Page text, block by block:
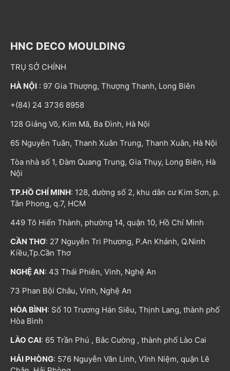
HNC DECO MOULDING
TRỤ SỞ CHÍNH
HÀ NỘI : 97 Gia Thượng, Thượng Thanh, Long Biên
+(84) 24 3736 8958
128 Giảng Võ, Kim Mã, Ba Đình, Hà Nội
65 Nguyễn Tuân, Thanh Xuân Trung, Thanh Xuân, Hà Nội
Tòa nhà số 1, Đàm Quang Trung, Gia Thụy, Long Biên, Hà
Nội
TP.HỒ CHÍ MINH: 128, đường số 2, khu dân cư Kim Sơn, p.
Tân Phong, q.7, HCM
449 Tô Hiến Thành, phường 14, quận 10, Hồ Chí Minh
CẦN THƠ: 27 Nguyễn Tri Phương, P.An Khánh, Q.Ninh
Kiều,Tp.Cần Thơ
NGHỆ AN: 43 Thái Phiên, Vinh, Nghệ An
73 Phan Bội Châu, Vinh, Nghệ An
HÒA BÌNH: Số 10 Trương Hán Siêu, Thịnh Lang, thành phố
Hòa Bình
LÀO CAI: 65 Trần Phú , Bắc Cường , thành phố Lào Cai
HẢI PHÒNG: 576 Nguyễn Văn Linh, Vĩnh Niệm, quận Lê